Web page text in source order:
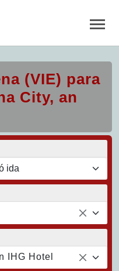
(VIE) para
City, an
IHG Hotel